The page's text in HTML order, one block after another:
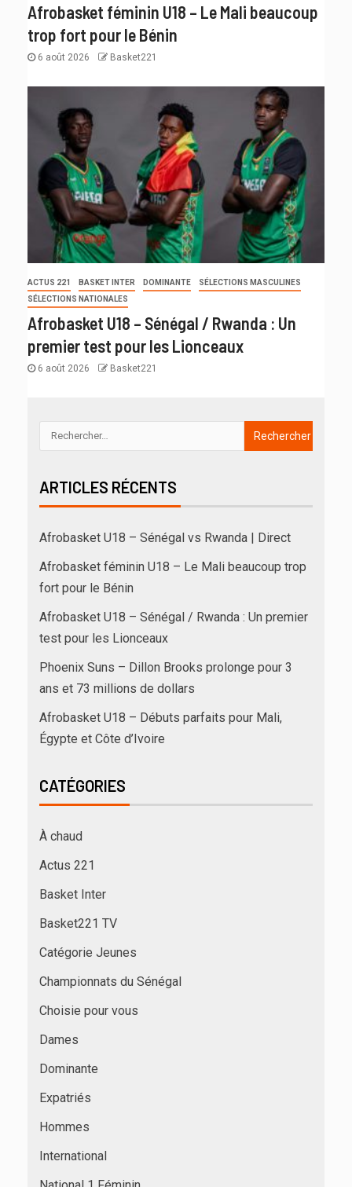
Afrobasket féminin U18 – Le Mali beaucoup
trop fort pour le Bénin
6 août 2026 Basket221
ACTUS 221 BASKET INTER DOMINANTE
SÉLECTIONS MASCULINES
SÉLECTIONS NATIONALES
Afrobasket U18 – Sénégal / Rwanda : Un
premier test pour les Lionceaux
6 août 2026 Basket221
ARTICLES RÉCENTS
Afrobasket U18 – Sénégal vs Rwanda | Direct
Afrobasket féminin U18 – Le Mali beaucoup trop
fort pour le Bénin
Afrobasket U18 – Sénégal / Rwanda : Un premier
test pour les Lionceaux
Phoenix Suns – Dillon Brooks prolonge pour 3
ans et 73 millions de dollars
Afrobasket U18 – Débuts parfaits pour Mali,
Égypte et Côte d’Ivoire
CATÉGORIES
À chaud
Actus 221
Basket Inter
Basket221 TV
Catégorie Jeunes
Championnats du Sénégal
Choisie pour vous
Dames
Dominante
Expatriés
Hommes
International